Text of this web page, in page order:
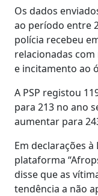
Os dados
ao período entre
polícia recebeu
relacionadas
e incitamento ao
A PSP registou
para 213 no ano
aumentar para
Em declarações
plataforma
disse que as
tendência a não